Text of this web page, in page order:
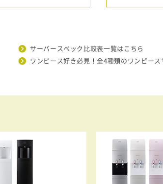
サーバースペック比較表一覧はこちら
ワンピース好き必見！全4種類のワンピース